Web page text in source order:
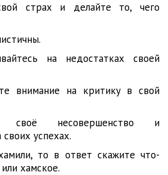
страх и делайте то, чего
на недостатках своей
внимание на критику в свой
несовершенство и
успехах.
то в ответ скажите что-
хамское.